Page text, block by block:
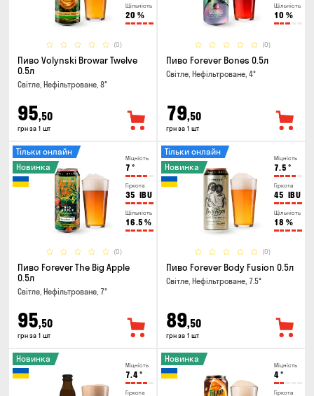
Щільність
20 %
(0)
Пиво Volynski Browar Twelve
0.5л
Світле, Нефільтроване, 8°
95,50
грн за 1 шт
Щільність
10 %
(0)
Пиво Forever Bones 0.5л
Світле, Нефільтроване, 4°
79,50
грн за 1 шт
Міцність
7 °
Гіркота
35 IBU
Щільність
16.5 %
(0)
Тільки онлайн
Новинка
Пиво Forever The Big Apple
0.5л
Світле, Нефільтроване, 7°
95,50
грн за 1 шт
Міцність
7.5 °
Гіркота
45 IBU
Щільність
18 %
(0)
Тільки онлайн
Новинка
Пиво Forever Body Fusion 0.5л
Світле, Нефільтроване, 7.5°
89,50
грн за 1 шт
Міцність
7.4°
Гіркота
Новинка
Міцність
4°
Гіркота
Новинка